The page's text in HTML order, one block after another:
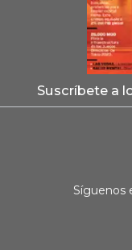
Suscríbete a
Síguenos